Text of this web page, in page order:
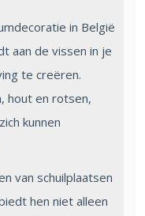
in België
aan de vissen in je
te creëren.
hout en rotsen,
kunnen
van schuilplaatsen
hen niet alleen